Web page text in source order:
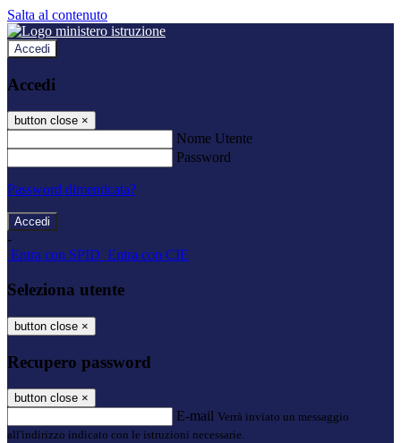
Salta al contenuto
Accedi
Accedi
button close ×
Nome Utente
Password
Password dimenticata?
-
Entra con SPID Entra con CIE
Seleziona utente
button close ×
Recupero password
button close ×
E-mail Verrà inviato un messaggio
all'indirizzo indicato con le istruzioni necessarie.